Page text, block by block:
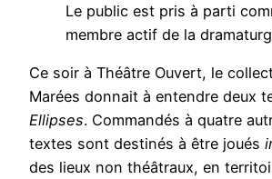
Le public est pris à parti
membre actif de la
Ce soir à Théâtre Ouvert, le
Marées donnait à entendre deux
Ellipses. Commandés à quatre
textes sont destinés à être joués
des lieux non théâtraux, en